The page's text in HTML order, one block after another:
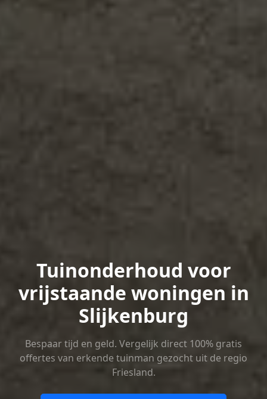
Tuinonderhoud voor
vrijstaande woningen in
Slijkenburg
Bespaar tijd en geld. Vergelijk direct 100% gratis
offertes van erkende tuinman gezocht uit de regio
Friesland.